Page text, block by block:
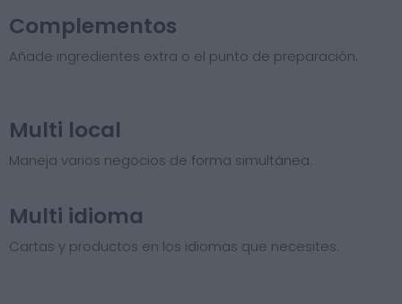
Complementos
Añade ingredientes extra o el punto de preparación.
Multi local
Maneja varios negocios de forma simultánea.
Multi idioma
Cartas y productos en los idiomas que necesites.